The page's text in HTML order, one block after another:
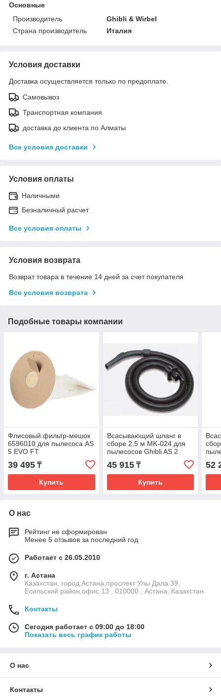
Основные
Производитель
Ghibli & Wirbel
Страна производитель
Италия
Условия доставки
Доставка осуществляется только по предоплате.
Самовывоз
Транспортная компания
доставка до клиента по Алматы
Все условия доставки
Условия оплаты
Наличными
Безналичный расчет
Все условия оплаты
Условия возврата
Возврат товара в течение 14 дней за счет покупателя
Все условия возврата
Подобные товары компании
Флисовый фильтр-мешок
6596010 для пылесоса AS
5 EVO FT
39 495 ₸
Купить
Всасывающий шланг в
сборе 2,5 м MK-024 для
пылесосов Ghibli AS 2
45 915₸
Купить
52
О нас
Рейтинг не сформирован
Менее 5 отзывов за последний год
Работает с 26.05.2010
г. Астана
Казахстан, город Астана,проспект Улы Дала 39,
Есильский район,офис 13 , 010000 , Астана, Казахстан
Контакты
Сегодня работает с 09:00 до 18:00
Показать весь график работы
О нас
Контакты